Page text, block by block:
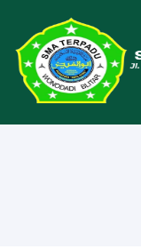
Home Koleksi Video